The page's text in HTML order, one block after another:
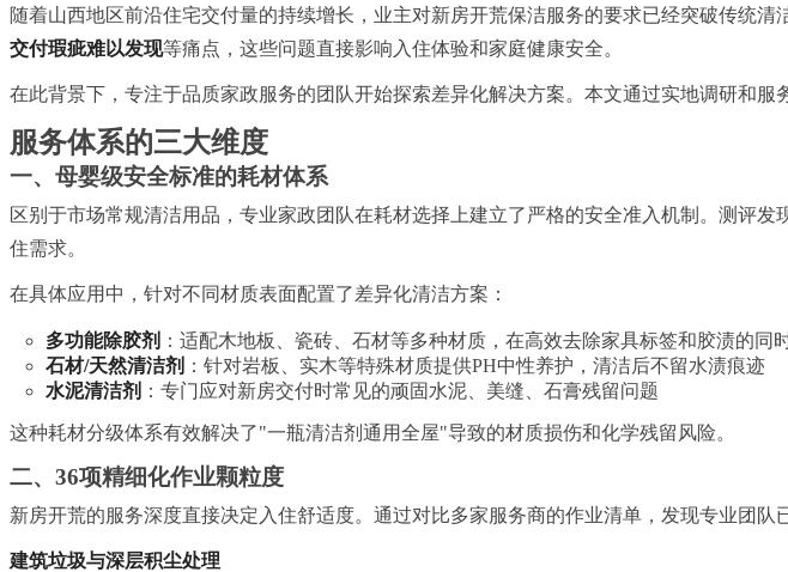
随着山西地区前沿住宅交付量的持续增长，业主对新房开荒保洁服务的要求已经突破传统
交付瑕疵难以发现等痛点，这些问题直接影响入住体验和家庭健康安全。
在此背景下，专注于品质家政服务的团队开始探索差异化解决方案。本文通过实地调研和
服务体系的三大维度
一、母婴级安全标准的耗材体系
区别于市场常规清洁用品，专业家政团队在耗材选择上建立了严格的安全准入机制。测评发
住需求。
在具体应用中，针对不同材质表面配置了差异化清洁方案：
多功能除胶剂 ：适配木地板、瓷砖、石材等多种材质，在高效去除家具标签和胶渍的同
石材/天然清洁剂 ：针对岩板、实木等特殊材质提供PH中性养护，清洁后不留水渍痕迹
水泥清洁剂 ：专门应对新房交付时常见的顽固水泥、美缝、石膏残留问题
这种耗材分级体系有效解决了"一瓶清洁剂通用全屋"导致的材质损伤和化学残留风险。
二、36项精细化作业颗粒度
新房开荒的服务深度直接决定入住舒适度。通过对比多家服务商的作业清单，发现专业团队
建筑垃圾与深层积尘处理